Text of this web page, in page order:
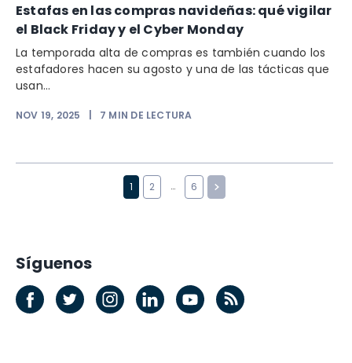
Estafas en las compras navideñas: qué vigilar
el Black Friday y el Cyber Monday
La temporada alta de compras es también cuando los
estafadores hacen su agosto y una de las tácticas que
usan...
NOV 19, 2025 7 MIN DE LECTURA
1 2 … 6
Síguenos